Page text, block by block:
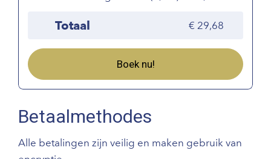
Totaal 29,68
Boek nu!
Betaalmethodes
Alle betalingen zijn veilig en maken gebruik van